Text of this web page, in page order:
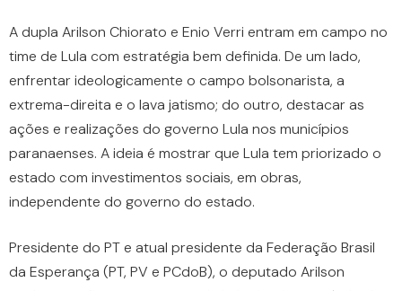
A dupla Arilson Chiorato e Enio Verri entram em campo no
time de Lula com estratégia bem definida. De um lado,
enfrentar ideologicamente o campo bolsonarista, a
extrema-direita e o lava jatismo; do outro, destacar as
ações e realizações do governo Lula nos municípios
paranaenses. A ideia é mostrar que Lula tem priorizado o
estado com investimentos sociais, em obras,
independente do governo do estado.
Presidente do PT e atual presidente da Federação Brasil
da Esperança (PT, PV e PCdoB), o deputado Arilson